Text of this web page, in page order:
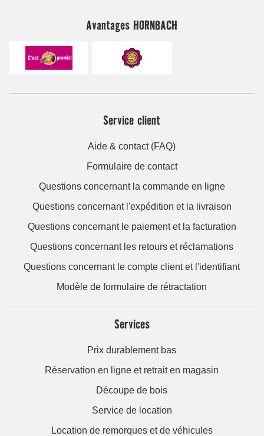
Avantages HORNBACH
Service client
Aide & contact (FAQ)
Formulaire de contact
Questions concernant la commande en ligne
Questions concernant l'expédition et la livraison
Questions concernant le paiement et la facturation
Questions concernant les retours et réclamations
Questions concernant le compte client et l'identifiant
Modèle de formulaire de rétractation
Services
Prix durablement bas
Réservation en ligne et retrait en magasin
Découpe de bois
Service de location
Location de remorques et de véhicules